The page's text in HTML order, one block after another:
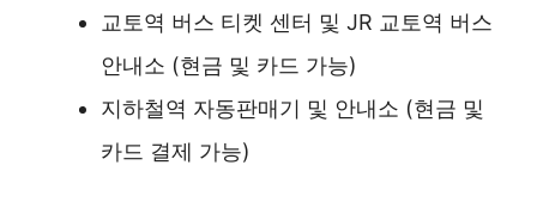
교토역 버스 티켓 센터 및 JR 교토역 버스
안내소 (현금 및 카드 가능)
지하철역 자동판매기 및 안내소 (현금 및
카드 결제 가능)